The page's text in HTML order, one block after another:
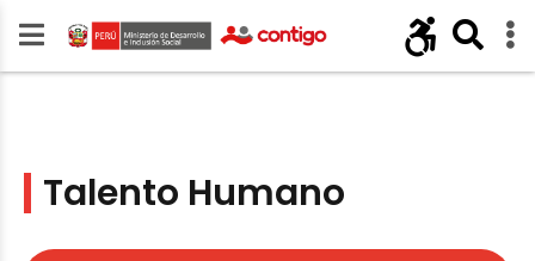
Talento Humano